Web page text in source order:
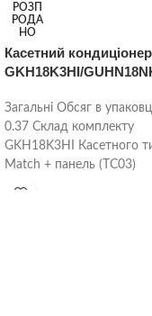
РОЗП
РОДА
НО
Касетний
GKH18K3HI/
Загальні Обсяг в
0.37 Склад комплекту
GKH18K3HI Касетного
Match + панель (ТС03)